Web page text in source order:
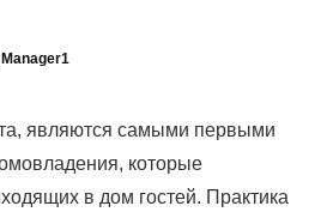
Manager1
являются самыми первыми
которые
в дом гостей. Практика